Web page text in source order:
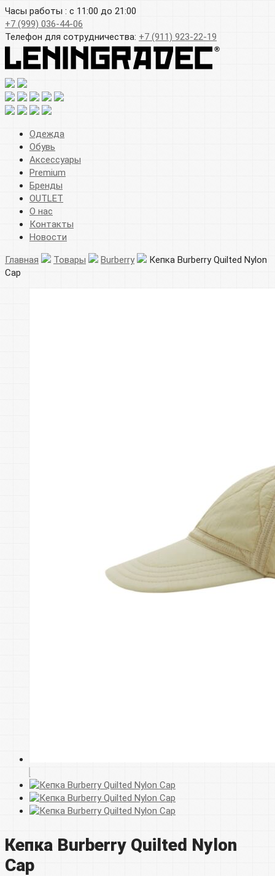
Часы работы : с 11:00 до 21:00
+7 (999) 036-44-06
Телефон для сотрудничества: +7 (911) 923-22-19
Одежда
Обувь
Аксессуары
Premium
Бренды
OUTLET
О нас
Контакты
Новости
Главная Товары Burberry
Кепка Burberry Quilted Nylon
Сар
Кепка Burberry Quilted Nylon
Сар